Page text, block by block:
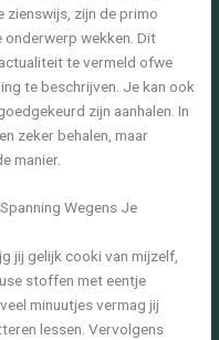
zienswijs, zijn de primo
wekken. Dit
te vermeld ofwe
te beschrijven. Je kan ook
zijn aanhalen. In
zeker behalen, maar
manier.
Wegens Je
jij gelijk cooki van mijzelf,
stoffen met eentje
minuutjes vermag jij
lessen. Vervolgens